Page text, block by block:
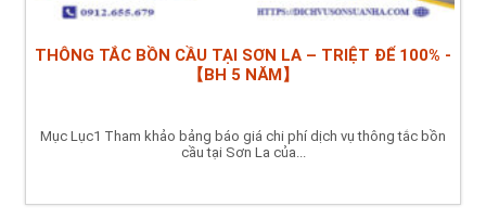
THÔNG TẮC BỒN CẦU TẠI SƠN LA – TRIỆT ĐỂ 100% -
【BH 5 NĂM】
Mục Lục1 Tham khảo bảng báo giá chi phí dịch vụ thông tắc bồn
cầu tại Sơn La của...